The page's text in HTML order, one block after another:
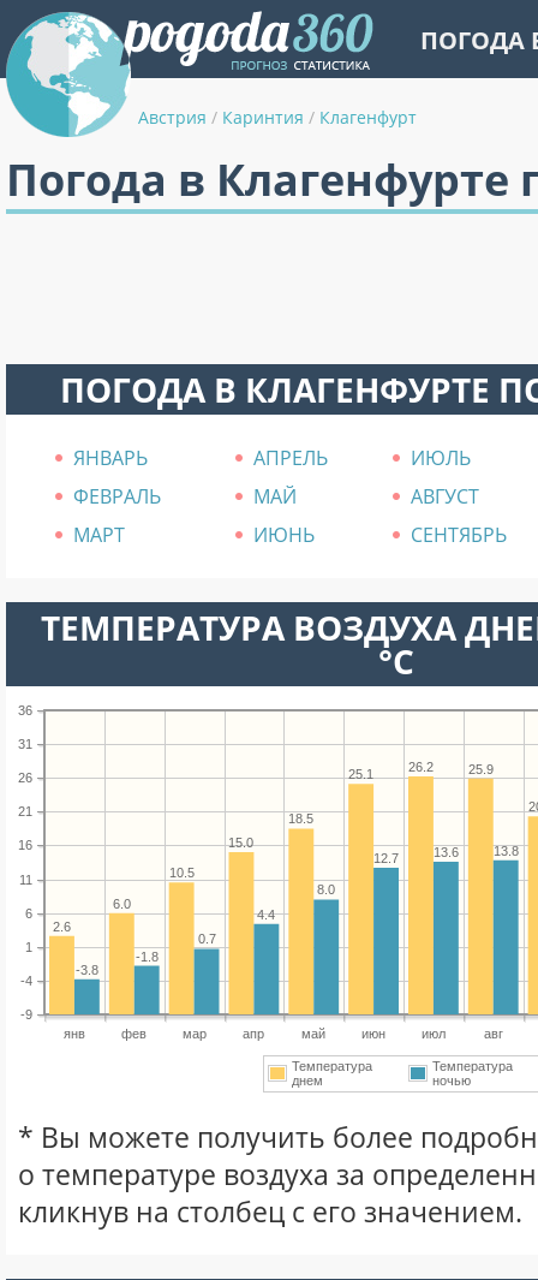
ПОГОДА
Австрия / Каринтия / Клагенфурт
Погода в Клагенфурте
ПОГОДА В КЛАГЕНФУРТЕ
ЯНВАРЬ АПРЕЛЬ
ИЮЛЬ
ФЕВРАЛЬ
МАЙ
АВГУСТ
МАРТ
ИЮНЬ СЕНТЯБРЬ
ТЕМПЕРАТУРА ВОЗДУХА
°C
янв фев мар апр май июн июл авг
-9
-4
1
6
11
16
21
26
31
36
25.9
26.2
25.1
18.5
15.0
10.5
6.0
2.6
13.8
13.6
12.7
8.0
4.4
0.7
-1.8
-3.8
Температура
днем
Температура
ночью
* Вы можете получить более
о температуре воздуха за
кликнув на столбец с его значением.